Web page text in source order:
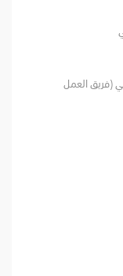
(فريق العمل